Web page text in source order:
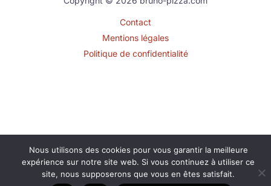
Contact
Mentions légales
Politique de confidentialité
Nous utilisons des cookies pour vous garantir la meilleure
expérience sur notre site web. Si vous continuez à utiliser ce
site, nous supposerons que vous en êtes satisfait.